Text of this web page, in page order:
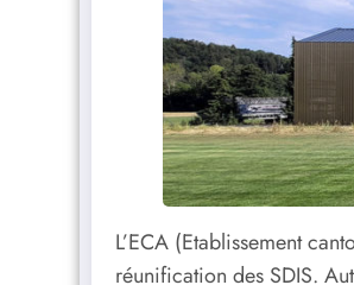
L’ECA (Etablissement
réunification des SDIS.